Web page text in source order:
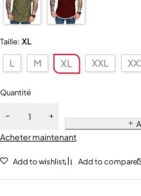
Taille: XL
L M XL XXL
Quantité
Acheter maintenant
Add to wishlist Add to compare